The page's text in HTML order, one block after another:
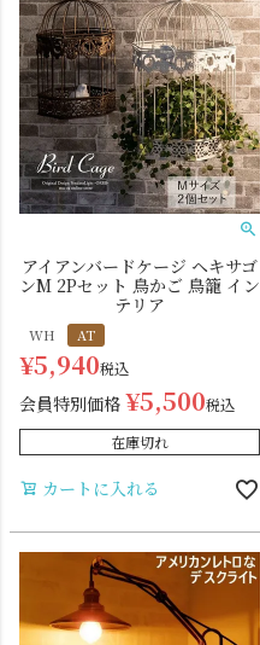
アイアンバードケージ ヘキサゴ
ンM 2Pセット 鳥かご 鳥籠 イン
テリア
WH AT
¥5,940税込
会員特別価格 ¥5,500税込
在庫切れ
カートに入れる